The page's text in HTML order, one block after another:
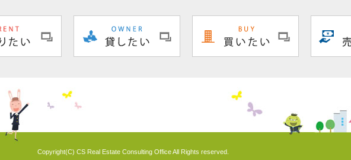
Copyright(C) CS Real Estate Consulting Office All Rights reserved.